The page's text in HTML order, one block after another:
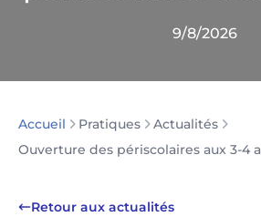
9/8/2026
Accueil Pratiques
Actualités
Ouverture des périscolaires aux 3-4
Retour aux actualités